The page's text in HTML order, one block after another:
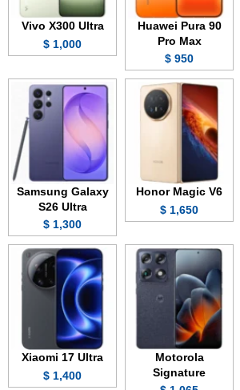
Huawei Pura 90
Pro Max
950 $
Vivo X300 Ultra
1,000 $
Honor Magic V6
1,650 $
Samsung Galaxy
S26 Ultra
1,300 $
Motorola
Signature
Xiaomi 17 Ultra
1,400 $